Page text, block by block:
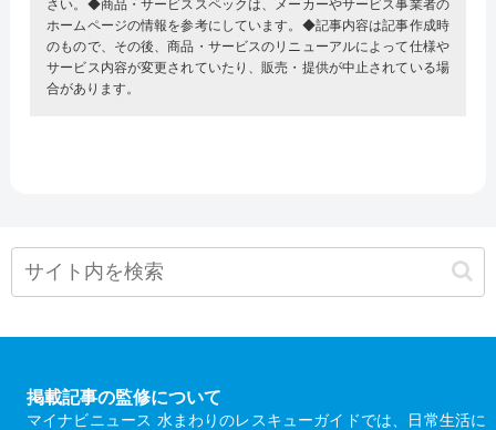
さい。◆商品・サービススペックは、メーカーやサービス事業者の
ホームページの情報を参考にしています。◆記事内容は記事作成時
のもので、その後、商品・サービスのリニューアルによって仕様や
サービス内容が変更されていたり、販売・提供が中止されている場
合があります。
掲載記事の監修について
マイナビニュース 水まわりのレスキューガイドでは、日常生活に